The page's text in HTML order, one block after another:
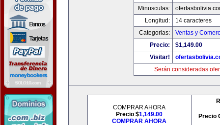
Minusculas:
Longitud:
14 caracteres
Categorias:
Ventas y
Precio:
$1,149.00
Visitar!
Serán consideradas
COMPRAR AHORA
Precio $1,149.00
COMPRAR AHORA
Precio